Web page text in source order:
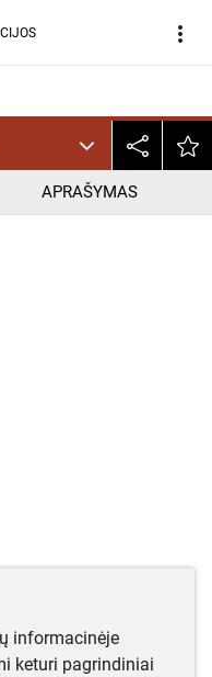
more_vert
APRAŠYMAS
informacinėje
keturi pagrindiniai